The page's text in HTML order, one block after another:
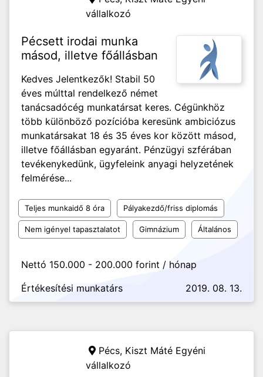
vállalkozó
Pécsett irodai munka
másod, illetve főállásban
Kedves Jelentkezők! Stabil 50
éves múlttal rendelkező német
tanácsadócég munkatársat keres. Cégünkhöz
több különböző pozícióba keresünk ambiciózus
munkatársakat 18 és 35 éves kor között másod,
illetve főállásban egyaránt. Pénzügyi szférában
tevékenykedünk, ügyfeleink anyagi helyzetének
felmérése...
Teljes munkaidő 8 óra Pályakezdő/friss diplomás
Nem igényel tapasztalatot Gimnázium Általános
Nettó 150.000 - 200.000 forint / hónap
Értékesítési munkatárs
2019. 08. 13.
Pécs, Kiszt Máté Egyéni
vállalkozó